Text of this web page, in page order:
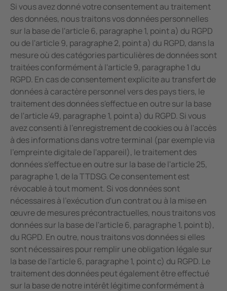
Si vous avez donné votre consentement au traitement
des données, nous traitons vos données personnelles
sur la base de l'article 6, paragraphe 1, point a) du RGPD
ou de l'article 9, paragraphe 2, point a) du RGPD, dans la
mesure où des catégories particulières de données sont
traitées conformément à l'article 9, paragraphe 1 du
RGPD. En cas de consentement explicite au transfert de
données à caractère personnel vers des pays tiers, le
traitement des données s'effectue en outre sur la base
de l'article 49, paragraphe 1, point a) du RGPD. Si vous
avez consenti à l'enregistrement de cookies ou à l'accès
à des informations dans votre terminal (par exemple via
l'empreinte digitale de l'appareil), le traitement des
données s'effectue en outre sur la base de l'article 25,
paragraphe 1, de la TTDSG. Ce consentement est
révocable à tout moment. Si vos données sont
nécessaires à l'exécution d'un contrat ou à la mise en
œuvre de mesures précontractuelles, nous traitons vos
données sur la base de l'article 6, paragraphe 1, point b),
du RGPD. En outre, nous traitons vos données si elles
sont nécessaires pour remplir une obligation légale sur
la base de l'article 6, paragraphe 1, point c) du RGPD. Le
traitement des données peut également être effectué
sur la base de notre intérêt légitime conformément à